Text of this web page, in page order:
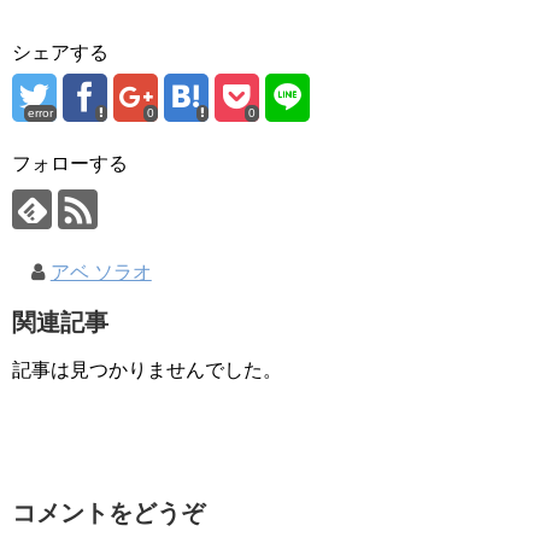
シェアする
error 0 0
フォローする
アベ ソラオ
関連記事
記事は見つかりませんでした。
コメントをどうぞ